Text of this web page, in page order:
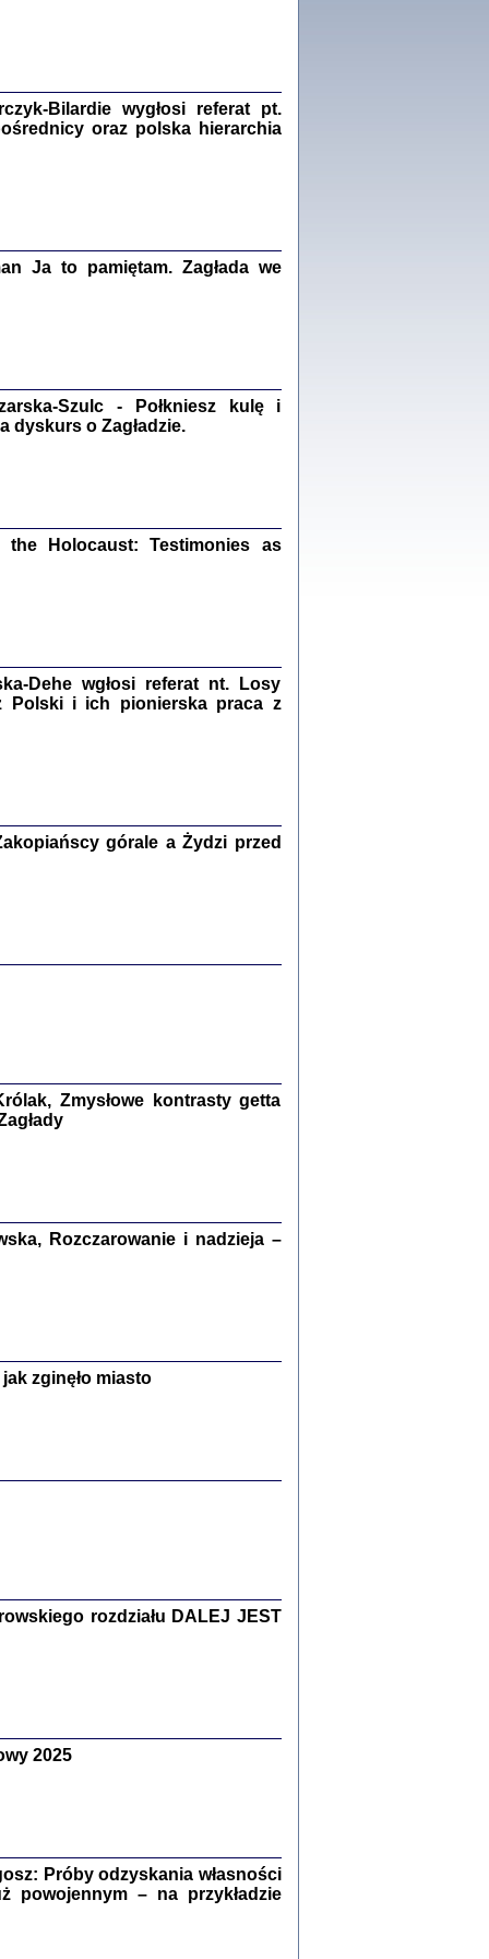
NAM KOLEJNA GODZINA ...
w ukryciu w latach 1943-1944
Engelking, tłum. z jidysz Monika
Warszawa 2020
GETTOWEJ INSTYTUCJI ...
i inne pisma z łódzkiego getta
z jidysz, oprac. i wstęp. Monika Polit
NIEMIECKĄ ...
w ukryciu w Warszawie w latach 1943-1944
Bilardie wygłosi referat pt.
oraz polska hierarchia
Ja to pamiętam. Zagłada we
Szulc - Połkniesz kulę i
dyskurs o Zagładzie.
the Holocaust: Testimonies as
Dehe wgłosi referat nt. Losy
Polski i ich pionierska praca z
górale a Żydzi przed
Zmysłowe kontrasty getta
Rozczarowanie i nadzieja –
zginęło miasto
rozdziału DALEJ JEST
2025
Próby odzyskania własności
powojennym – na przykładzie